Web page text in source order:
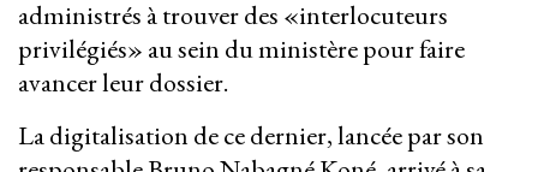
administrés à trouver des «interlocuteurs
privilégiés» au sein du ministère pour faire
avancer leur dossier.
La digitalisation de ce dernier, lancée par son